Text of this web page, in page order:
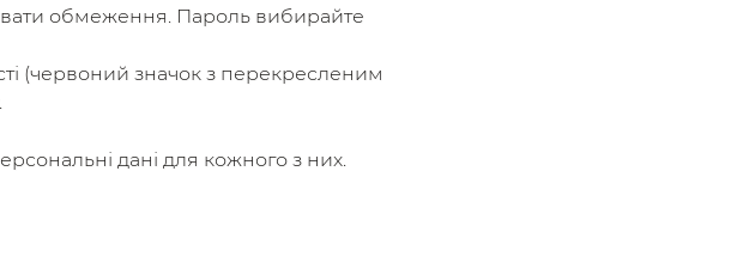
обмеження. Пароль вибирайте
(червоний значок з перекресленим
дані для кожного з них.